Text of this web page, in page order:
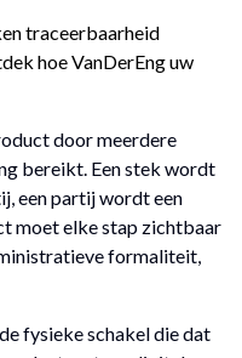
traceerbaarheid
hoe VanDerEng uw
door meerdere
bereikt. Een stek wordt
een partij wordt een
moet elke stap zichtbaar
formaliteit,
fysieke schakel die dat